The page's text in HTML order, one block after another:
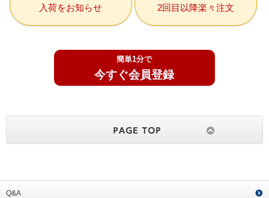
入荷をお知らせ 2回目以降楽々注文
簡単1分で
今すぐ会員登録
Q&A